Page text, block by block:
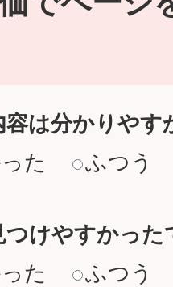
容は分かりやす
た
ふつう
つけやすかった
た
ふつう